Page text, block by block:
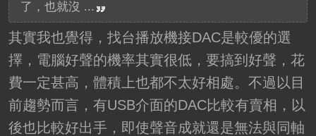
了，也就沒 ...
其實我也覺得，找台播放機接DAC是較優的選
擇，電腦好聲的機率其實很低，要搞到好聲，花
費一定甚高，體積上也都不太好相處。不過以目
前趨勢而言，有USB介面的DAC比較有賣相，以
後也比較好出手，即使聲音成就還是無法與同軸